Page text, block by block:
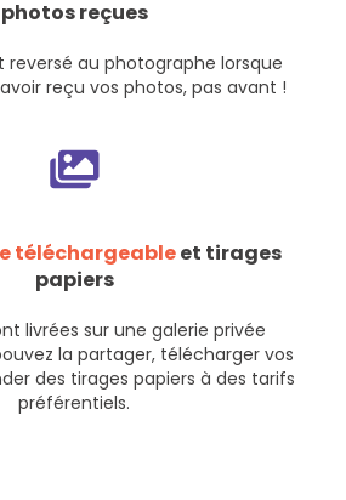
photos reçues
reversé au photographe lorsque
reçu vos photos, pas avant !
téléchargeableet tirages
papiers
livrées sur une galerie privée
la partager, télécharger vos
des tirages papiers à des tarifs
préférentiels.